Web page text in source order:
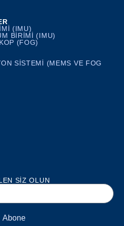
(IMU)
BIRIMI (IMU)
(FOG)
SISTEMI (MEMS VE FOG
SIZ OLUN
Abone